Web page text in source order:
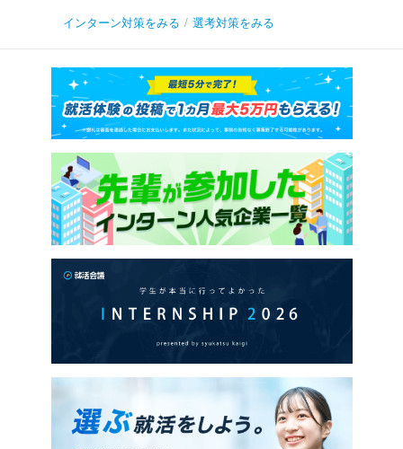
インターン対策をみる / 選考対策をみる